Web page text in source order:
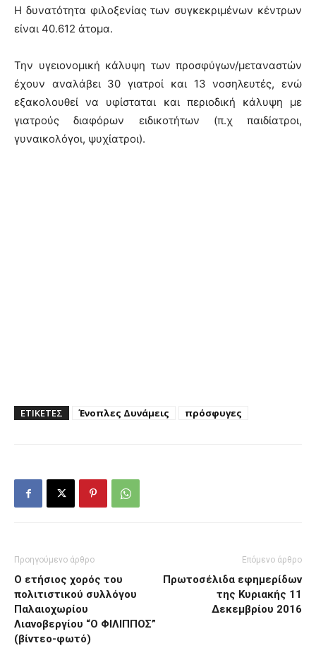
Η δυνατότητα φιλοξενίας των συγκεκριμένων κέντρων
είναι 40.612 άτομα.
Την υγειονομική κάλυψη των προσφύγων/μεταναστών
έχουν αναλάβει 30 γιατροί και 13 νοσηλευτές, ενώ
εξακολουθεί να υφίσταται και περιοδική κάλυψη με
γιατρούς διαφόρων ειδικοτήτων (π.χ παιδίατροι,
γυναικολόγοι, ψυχίατροι).
ΕΤΙΚΕΤΕΣ Ένοπλες Δυνάμεις πρόσφυγες
Προηγούμενο άρθρο
Ο ετήσιος χορός του
πολιτιστικού συλλόγου
Παλαιοχωρίου
Λιανοβεργίου “Ο ΦΙΛΙΠΠΟΣ”
(βίντεο-φωτό)
Επόμενο άρθρο
Πρωτοσέλιδα εφημερίδων
της Κυριακής 11
Δεκεμβρίου 2016